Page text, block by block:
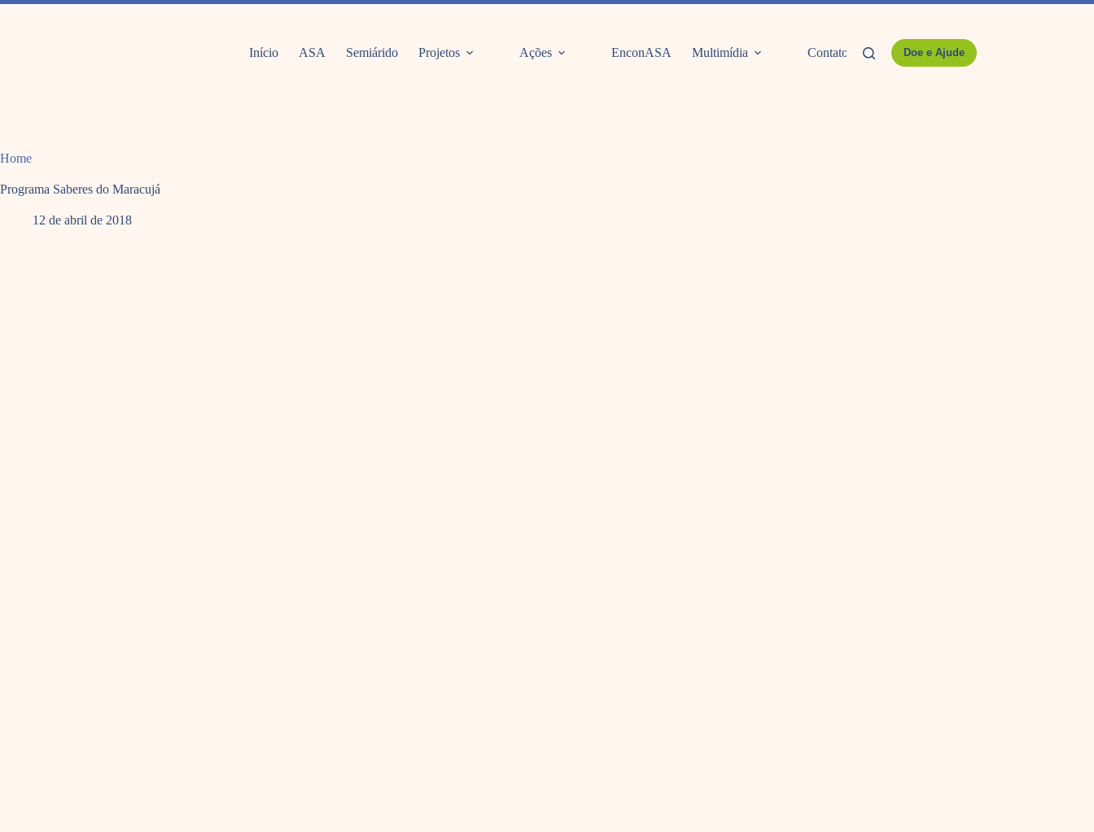
Pular
Início ASA Semiárido Projetos Ações EnconASA Multimídia Contato Doe e Ajude
Home
Programa Saberes do Maracujá
12 de abril de 2018